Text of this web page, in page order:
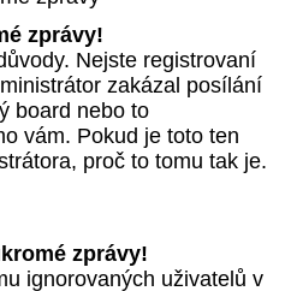
zprávy!
Nejste registrovaní
zakázal posílání
board nebo to
vám. Pokud je toto ten
proč to tomu tak je.
zprávy!
ignorovaných uživatelů v